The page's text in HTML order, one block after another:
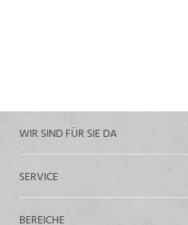
WIR SIND FÜR SIE DA
SERVICE
BEREICHE